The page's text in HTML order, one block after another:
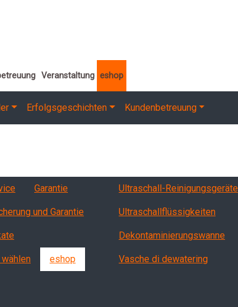
Veranstaltung eshop
Erfolgsgeschichten Kundenbetreuung
Products
Ultraschall-Reinigungsgeräte
Ultraschallflüssigkeiten
Dekontaminierungswanne
Vasche di dewatering
garanzia, QA
Garantie
und Garantie
eshop